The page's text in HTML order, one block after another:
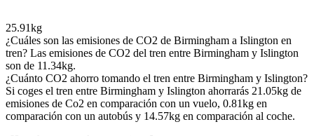
25.91kg
¿Cuáles son las emisiones de CO2 de Birmingham a Islington en
tren? Las emisiones de CO2 del tren entre Birmingham y Islington
son de 11.34kg.
¿Cuánto CO2 ahorro tomando el tren entre Birmingham y Islington?
Si coges el tren entre Birmingham y Islington ahorrarás 21.05kg de
emisiones de Co2 en comparación con un vuelo, 0.81kg en
comparación con un autobús y 14.57kg en comparación al coche.